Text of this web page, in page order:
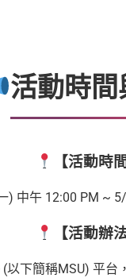
活動時間
【活動時間
) 中午 12:00 PM ~
【活動辦法
以下簡稱MSU) 平